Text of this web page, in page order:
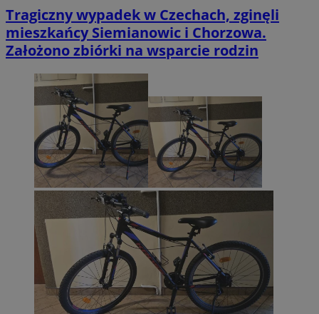
Tragiczny wypadek w Czechach, zginęli
mieszkańcy Siemianowic i Chorzowa.
Założono zbiórki na wsparcie rodzin